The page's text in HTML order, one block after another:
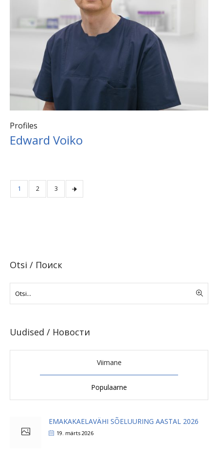
Profiles
Edward Voiko
1 2 3
Otsi / Поиск
Uudised / Новости
Viimane
Populaarne
EMAKAKAELAVÄHI SÕELUURING AASTAL 2026
19. märts 2026